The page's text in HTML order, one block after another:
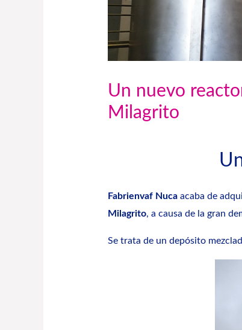
Un nuevo
Milagrito
Fabrienvaf Nucaacaba de
Milagrito, a causa de la gran
Se trata de un depósito